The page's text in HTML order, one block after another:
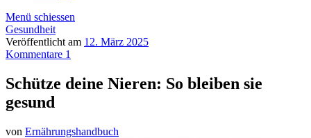
Menü schiessen
Gesundheit
Veröffentlicht am 12. März 2025
Kommentare 1
Schütze deine Nieren: So bleiben sie
gesund
von Ernährungshandbuch